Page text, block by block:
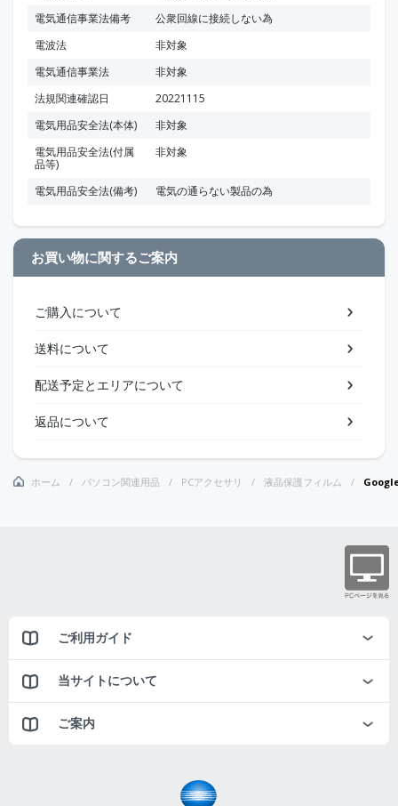
電気通信事業法備考
公衆回線に接続しない為
電波法
非対象
電気通信事業法
非対象
法規関連確認日
20221115
電気用品安全法(本体)
非対象
電気用品安全法(付属
品等)
非対象
電気用品安全法(備考) 電気の通らない製品の為
お買い物に関するご案内
ご購入について
送料について
配送予定とエリアについて
返品について
ホーム パソコン関連用品 PCアクセサリ 液晶保護フィルム
ご利用ガイド
当サイトについて
ご案内